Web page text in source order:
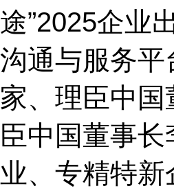
途”2025企业
沟通与服务
家、理臣中
臣中国董事
业、专精特